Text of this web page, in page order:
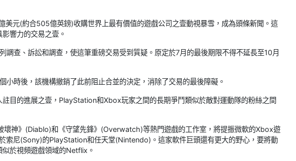
元(約合505億英鎊)收購世界上最有價值的遊戲公司之壹動視暴雪，成為頭條新聞。這
響力的交易之壹。
查、訴訟和調查，使這筆重磅交易受到質疑。原定於7月的最後期限不得不延長至10月
小時後，該機構撤銷了此前阻止合並的決定，消除了交易的最後障礙。
目的進展之壹，PlayStation和Xbox玩家之間的長期爭鬥類似於敵對運動隊的粉絲之間
壞神》(Diablo)和《守望先鋒》(Overwatch)等熱門遊戲的工作室，將提振微軟的Xbox遊
索尼(Sony)的PlayStation和任天堂(Nintendo)。這家軟件巨頭還有更大的野心，要將動
於視頻遊戲領域的Netflix。